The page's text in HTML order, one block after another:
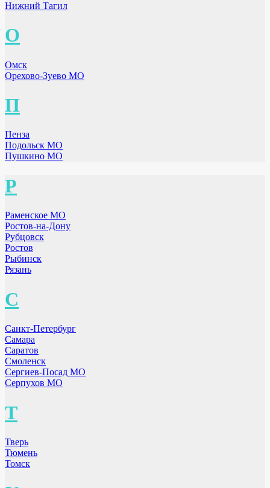
Нижний Тагил
О
Омск
Орехово-Зуево МО
П
Пенза
Подольск МО
Пушкино МО
Р
Раменское МО
Ростов-на-Дону
Рубцовск
Ростов
Рыбинск
Рязань
С
Санкт-Петербург
Самара
Саратов
Смоленск
Сергиев-Посад МО
Серпухов МО
Т
Тверь
Тюмень
Томск